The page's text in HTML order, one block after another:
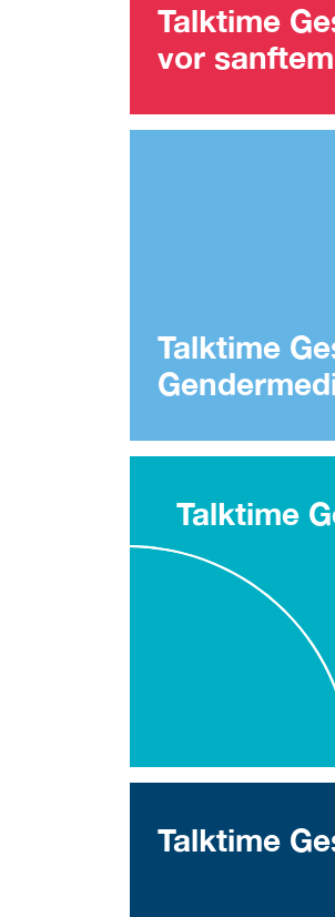
Talktime
vor
Talktime
Talktime
Talktime